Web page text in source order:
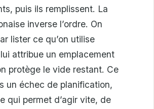
puis ils remplissent. La
inverse l’ordre. On
lister ce qu’on utilise
attribue un emplacement
protège le vide restant. Ce
un échec de planification,
qui permet d’agir vite, de